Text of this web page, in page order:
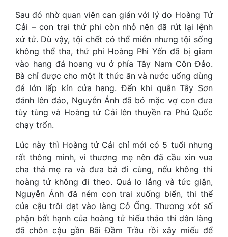
Sau đó nhờ quan viên can gián với lý do Hoàng Tử
Cải – con trai thứ phi còn nhỏ nên đã rút lại lệnh
xử tử. Dù vậy, tội chết có thể miễn nhưng tội sống
không thể tha, thứ phi Hoàng Phi Yến đã bị giam
vào hang đá hoang vu ở phía Tây Nam Côn Đảo.
Bà chỉ được cho một ít thức ăn và nước uống dùng
đá lớn lấp kín cửa hang. Đến khi quân Tây Sơn
đánh lên đảo, Nguyễn Ánh đã bỏ mặc vợ con đưa
tùy tùng và Hoàng tử Cải lên thuyền ra Phú Quốc
chạy trốn.
Lúc này thì Hoàng tử Cải chỉ mới có 5 tuổi nhưng
rất thông minh, vì thương mẹ nên đã cầu xin vua
cha thả mẹ ra và đưa bà đi cùng, nếu không thì
hoàng tử không đi theo. Quá lo lắng và tức giận,
Nguyễn Ánh đã ném con trai xuống biển, thi thể
của cậu trôi dạt vào làng Cỏ Ống. Thương xót số
phận bất hạnh của hoàng tử hiếu thảo thì dân làng
đã chôn cậu gần Bãi Đầm Trầu rồi xây miếu để